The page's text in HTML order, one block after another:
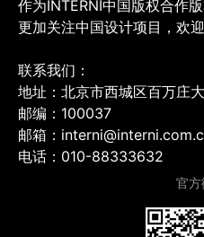
作为INTERNI中国版权合作
更加关注中国设计项目，欢
联系我们：
地址：北京市西城区百万庄
邮编：100037
邮箱：
电话：010-88333632
官